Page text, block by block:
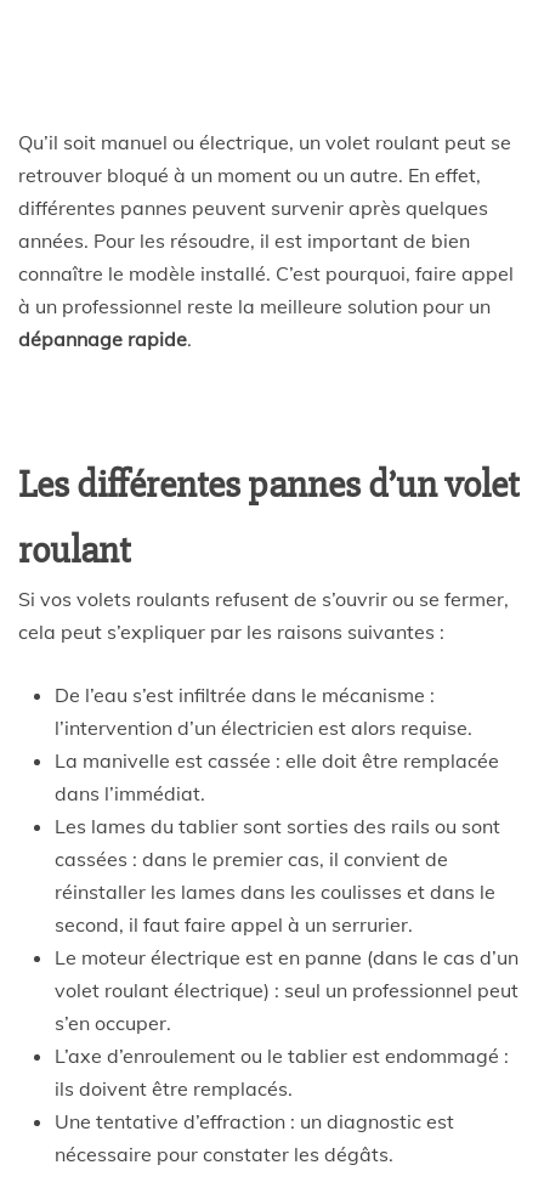
Qu’il soit manuel ou électrique, un volet roulant peut se
retrouver bloqué à un moment ou un autre. En effet,
différentes pannes peuvent survenir après quelques
années. Pour les résoudre, il est important de bien
connaître le modèle installé. C’est pourquoi, faire appel
à un professionnel reste la meilleure solution pour un
dépannage rapide.
Les différentes pannes d’un volet
roulant
Si vos volets roulants refusent de s’ouvrir ou se fermer,
cela peut s’expliquer par les raisons suivantes :
De l’eau s’est infiltrée dans le mécanisme :
l’intervention d’un électricien est alors requise.
La manivelle est cassée : elle doit être remplacée
dans l’immédiat.
Les lames du tablier sont sorties des rails ou sont
cassées : dans le premier cas, il convient de
réinstaller les lames dans les coulisses et dans le
second, il faut faire appel à un serrurier.
Le moteur électrique est en panne (dans le cas d’un
volet roulant électrique) : seul un professionnel peut
s’en occuper.
L’axe d’enroulement ou le tablier est endommagé :
ils doivent être remplacés.
Une tentative d’effraction : un diagnostic est
nécessaire pour constater les dégâts.